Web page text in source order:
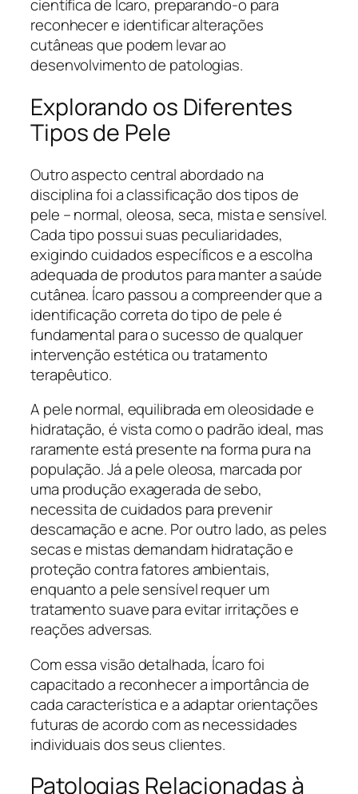
científica de Ícaro, preparando-o para
reconhecer e identificar alterações
cutâneas que podem levar ao
desenvolvimento de patologias.
Explorando os Diferentes
Tipos de Pele
Outro aspecto central abordado na
disciplina foi a classificação dos tipos de
pele – normal, oleosa, seca, mista e sensível.
Cada tipo possui suas peculiaridades,
exigindo cuidados específicos e a escolha
adequada de produtos para manter a saúde
cutânea. Ícaro passou a compreender que a
identificação correta do tipo de pele é
fundamental para o sucesso de qualquer
intervenção estética ou tratamento
terapêutico.
A pele normal, equilibrada em oleosidade e
hidratação, é vista como o padrão ideal, mas
raramente está presente na forma pura na
população. Já a pele oleosa, marcada por
uma produção exagerada de sebo,
necessita de cuidados para prevenir
descamação e acne. Por outro lado, as peles
secas e mistas demandam hidratação e
proteção contra fatores ambientais,
enquanto a pele sensível requer um
tratamento suave para evitar irritações e
reações adversas.
Com essa visão detalhada, Ícaro foi
capacitado a reconhecer a importância de
cada característica e a adaptar orientações
futuras de acordo com as necessidades
individuais dos seus clientes.
Patologias Relacionadas à